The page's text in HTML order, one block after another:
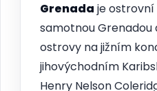
Grenada je
samotnou Grenadou
ostrovy na jižním
jihovýchodním
Henry Nelson